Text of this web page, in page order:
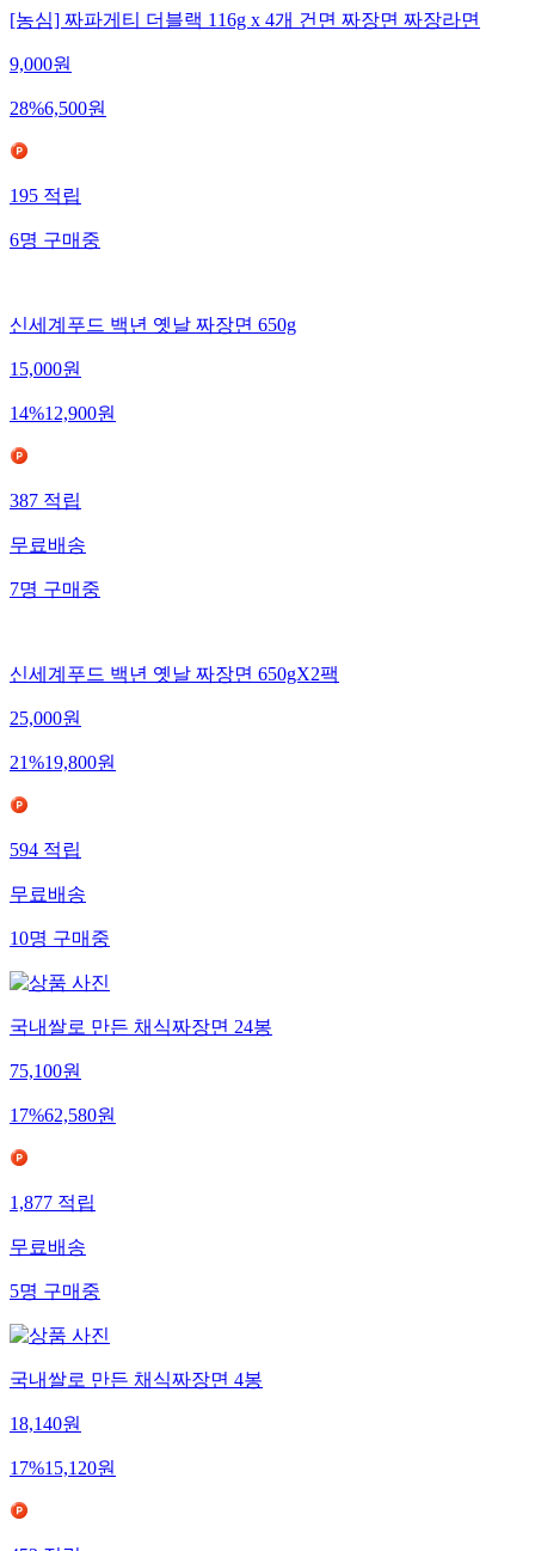
[농심] 짜파게티 더블랙 116g x 4개 건면 짜장면 짜장라면
9,000원
28%6,500원
195적립
6명구매중
신세계푸드 백년 옛날 짜장면 650g
15,000원
14%12,900원
387적립
무료배송
7명구매중
신세계푸드 백년 옛날 짜장면 650gX2팩
25,000원
21%19,800원
594적립
무료배송
10명구매중
국내쌀로 만든 채식짜장면 24봉
75,100원
17%62,580원
1,877적립
무료배송
5명구매중
국내쌀로 만든 채식짜장면 4봉
18,140원
17%15,120원